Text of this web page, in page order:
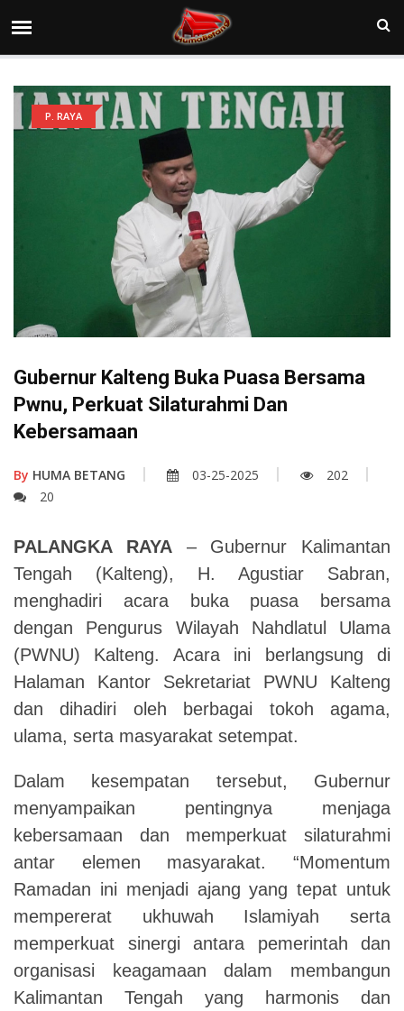
P. RAYA
Gubernur Kalteng Buka Puasa Bersama
Pwnu, Perkuat Silaturahmi Dan
Kebersamaan
By HUMA BETANG 03-25-2025
202
20
PALANGKA RAYA– Gubernur Kalimantan
Tengah (Kalteng), H. Agustiar Sabran,
menghadiri acara buka puasa bersama
dengan Pengurus Wilayah Nahdlatul Ulama
(PWNU) Kalteng. Acara ini berlangsung di
Halaman Kantor Sekretariat PWNU Kalteng
dan dihadiri oleh berbagai tokoh agama,
ulama, serta masyarakat setempat.
Dalam kesempatan tersebut, Gubernur
menyampaikan pentingnya menjaga
kebersamaan dan memperkuat silaturahmi
antar elemen masyarakat. “Momentum
Ramadan ini menjadi ajang yang tepat untuk
mempererat ukhuwah Islamiyah serta
memperkuat sinergi antara pemerintah dan
organisasi keagamaan dalam membangun
Kalimantan Tengah yang harmonis dan